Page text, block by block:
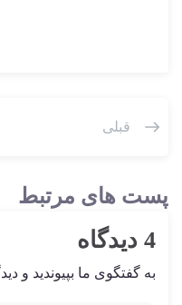
قبلی
پست های مرتبط
4 دیدگاه
به گفتگوی ما بپیوندید و